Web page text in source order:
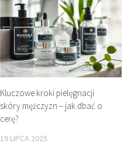
Kluczowe kroki pielęgnacji
skóry mężczyzn – jak dbać o
cerę?
19 LIPCA 2025